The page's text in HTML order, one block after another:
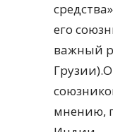
его
важный
мнению,